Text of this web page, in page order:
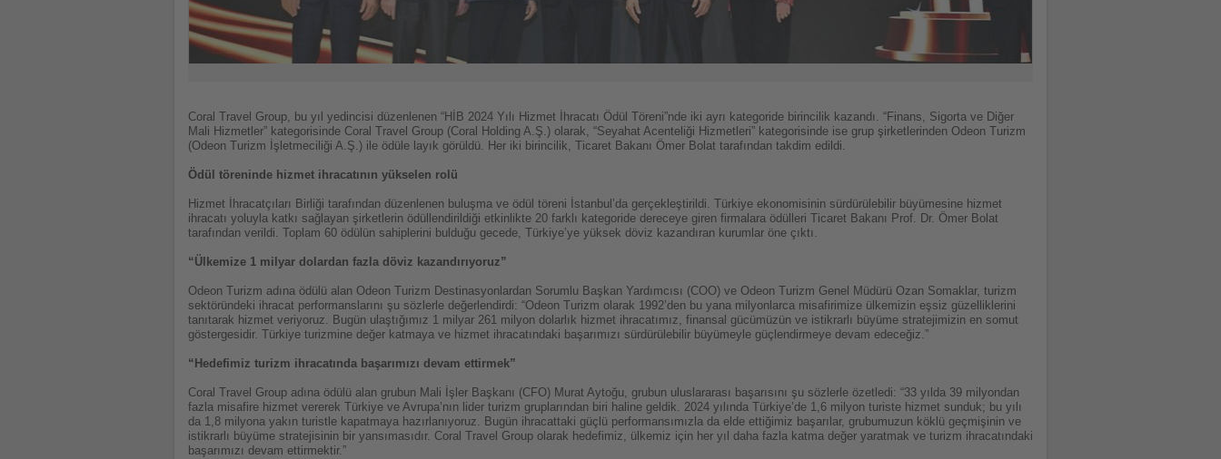
Coral Travel Group, bu yıl yedincisi düzenlenen “HİB 2024 Yılı Hizmet İhracatı Ödül Töreni”nde iki ayrı kategoride birincilik kazandı. “Finans, Sigorta ve Diğer
Mali Hizmetler” kategorisinde Coral Travel Group (Coral Holding A.Ş.) olarak, “Seyahat Acenteliği Hizmetleri” kategorisinde ise grup şirketlerinden Odeon Turizm
(Odeon Turizm İşletmeciliği A.Ş.) ile ödüle layık görüldü. Her iki birincilik, Ticaret Bakanı Ömer Bolat tarafından takdim edildi.
Ödül töreninde hizmet ihracatının yükselen rolü
Hizmet İhracatçıları Birliği tarafından düzenlenen buluşma ve ödül töreni İstanbul’da gerçekleştirildi. Türkiye ekonomisinin sürdürülebilir büyümesine hizmet
ihracatı yoluyla katkı sağlayan şirketlerin ödüllendirildiği etkinlikte 20 farklı kategoride dereceye giren firmalara ödülleri Ticaret Bakanı Prof. Dr. Ömer Bolat
tarafından verildi. Toplam 60 ödülün sahiplerini bulduğu gecede, Türkiye’ye yüksek döviz kazandıran kurumlar öne çıktı.
“Ülkemize 1 milyar dolardan fazla döviz kazandırıyoruz”
Odeon Turizm adına ödülü alan Odeon Turizm Destinasyonlardan Sorumlu Başkan Yardımcısı (COO) ve Odeon Turizm Genel Müdürü Ozan Somaklar, turizm
sektöründeki ihracat performanslarını şu sözlerle değerlendirdi: “Odeon Turizm olarak 1992’den bu yana milyonlarca misafirimize ülkemizin eşsiz güzelliklerini
tanıtarak hizmet veriyoruz. Bugün ulaştığımız 1 milyar 261 milyon dolarlık hizmet ihracatımız, finansal gücümüzün ve istikrarlı büyüme stratejimizin en somut
göstergesidir. Türkiye turizmine değer katmaya ve hizmet ihracatındaki başarımızı sürdürülebilir büyümeyle güçlendirmeye devam edeceğiz.”
“Hedefimiz turizm ihracatında başarımızı devam ettirmek”
Coral Travel Group adına ödülü alan grubun Mali İşler Başkanı (CFO) Murat Aytoğu, grubun uluslararası başarısını şu sözlerle özetledi: “33 yılda 39 milyondan
fazla misafire hizmet vererek Türkiye ve Avrupa’nın lider turizm gruplarından biri haline geldik. 2024 yılında Türkiye’de 1,6 milyon turiste hizmet sunduk; bu yılı
da 1,8 milyona yakın turistle kapatmaya hazırlanıyoruz. Bugün ihracattaki güçlü performansımızla da elde ettiğimiz başarılar, grubumuzun köklü geçmişinin ve
istikrarlı büyüme stratejisinin bir yansımasıdır. Coral Travel Group olarak hedefimiz, ülkemiz için her yıl daha fazla katma değer yaratmak ve turizm ihracatındaki
başarımızı devam ettirmektir.”